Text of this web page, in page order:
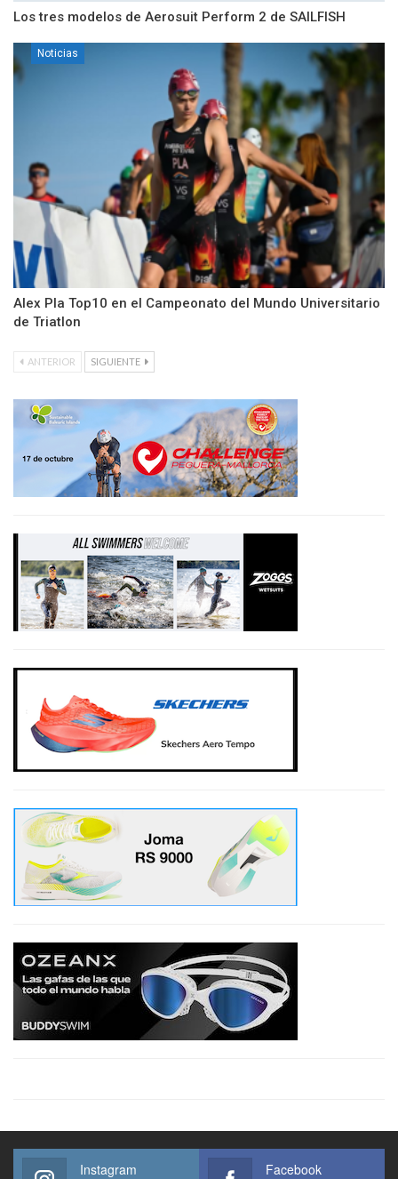
Los tres modelos de Aerosuit Perform 2 de SAILFISH
Noticias
Alex Pla Top10 en el Campeonato del Mundo Universitario
de Triatlon
ANTERIOR SIGUIENTE
Instagram Facebook